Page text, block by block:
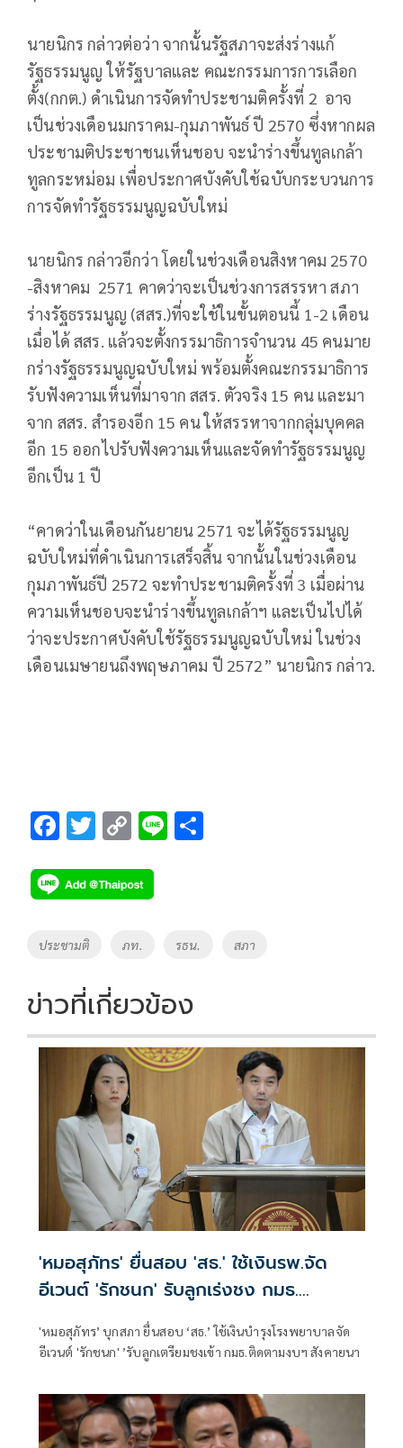
นายนิกร กล่าวต่อว่า จากนั้นรัฐสภาจะส่งร่างแก้
รัฐธรรมนูญ ให้รัฐบาลและ คณะกรรมการการเลือก
ตั้ง(กกต.) ดำเนินการจัดทำประชามติครั้งที่ 2 อาจ
เป็นช่วงเดือนมกราคม-กุมภาพันธ์ ปี 2570 ซึ่งหากผล
ประชามติประชาชนเห็นชอบ จะนำร่างขึ้นทูลเกล้า
ทูลกระหม่อม เพื่อประกาศบังคับใช้ฉบับกระบวนการ
การจัดทำรัฐธรรมนูญฉบับใหม่
นายนิกร กล่าวอีกว่า โดยในช่วงเดือนสิงหาคม 2570
-สิงหาคม 2571 คาดว่าจะเป็นช่วงการสรรหา สภา
ร่างรัฐธรรมนูญ (สสร.)ที่จะใช้ในขั้นตอนนี้ 1-2 เดือน
เมื่อได้ สสร. แล้วจะตั้งกรรมาธิการจำนวน 45 คนมาย
กร่างรัฐธรรมนูญฉบับใหม่ พร้อมตั้งคณะกรรมาธิการ
รับฟังความเห็นที่มาจาก สสร. ตัวจริง 15 คน และมา
จาก สสร. สำรองอีก 15 คน ให้สรรหาจากกลุ่มบุคคล
อีก 15 ออกไปรับฟังความเห็นและจัดทำรัฐธรรมนูญ
อีกเป็น 1 ปี
“คาดว่าในเดือนกันยายน 2571 จะได้รัฐธรรมนูญ
ฉบับใหม่ที่ดำเนินการเสร็จสิ้น จากนั้นในช่วงเดือน
กุมภาพันธ์ปี 2572 จะทำประชามติครั้งที่ 3 เมื่อผ่าน
ความเห็นชอบจะนำร่างขึ้นทูลเกล้าฯ และเป็นไปได้
ว่าจะประกาศบังคับใช้รัฐธรรมนูญฉบับใหม่ ในช่วง
เดือนเมษายนถึงพฤษภาคม ปี 2572” นายนิกร กล่าว.
F
e
b
o
k
T
tt
er
C
p
y
Li
k
Li
Tags
ประชามติ ภท. รธน. สภา
ข่าวที่เกี่ยวข้อง
'หมอสุภัทร' ยื่นสอบ 'สธ.' ใช้เงินรพ.จัด
อีเวนต์ 'รักชนก' รับลูกเร่งชง กมธ.
'หมอสุภัทร’ บุกสภา ยื่นสอบ ‘สธ.’ ใช้เงินบำรุงโรงพยาบาลจัด
อีเวนต์ 'รักชนก' ’รับลูกเตรียมชงเข้า กมธ.ติดตามงบฯ สังคายนา